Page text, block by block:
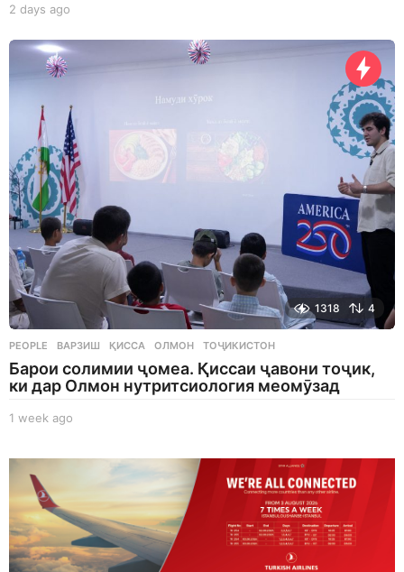
2 days ago
a
g
o
1318 4
PEOPLE ВАРЗИШ ,ҚИССА ,ОЛМОН ,ТОҶИКИСТОН
Барои солимии ҷомеа. Қиссаи ҷавони тоҷик,
ки дар Олмон нутритсиология меомӯзад
1 week ago
g
o